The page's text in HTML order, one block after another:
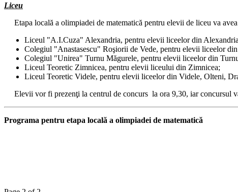
Liceu
Etapa locală a olimpiadei de matematică pentru elevii de liceu va
Liceul "A.I.Cuza" Alexandria, pentru elevii liceelor din
Colegiul "Anastasescu" Roşiorii de Vede, pentru elevii liceelor
Colegiul "Unirea" Turnu Măgurele, pentru elevii liceelor din
Liceul Teoretic Zimnicea, pentru elevii liceului din Zimnicea;
Liceul Teoretic Videle, pentru elevii liceelor din Videle, Olteni,
Elevii vor fi prezenţi la centrul de concurs la ora 9,30, iar concursul
Programa pentru etapa locală a olimpiadei de matematică